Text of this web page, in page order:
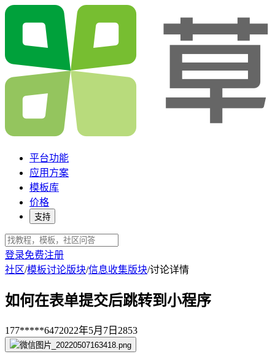
平台功能
应用方案
模板库
价格
支持
登录免费注册
社区/模板讨论版块/信息收集版块/讨论详情
如何在表单提交后跳转到小程序
177*****6472022年5月7日 2853